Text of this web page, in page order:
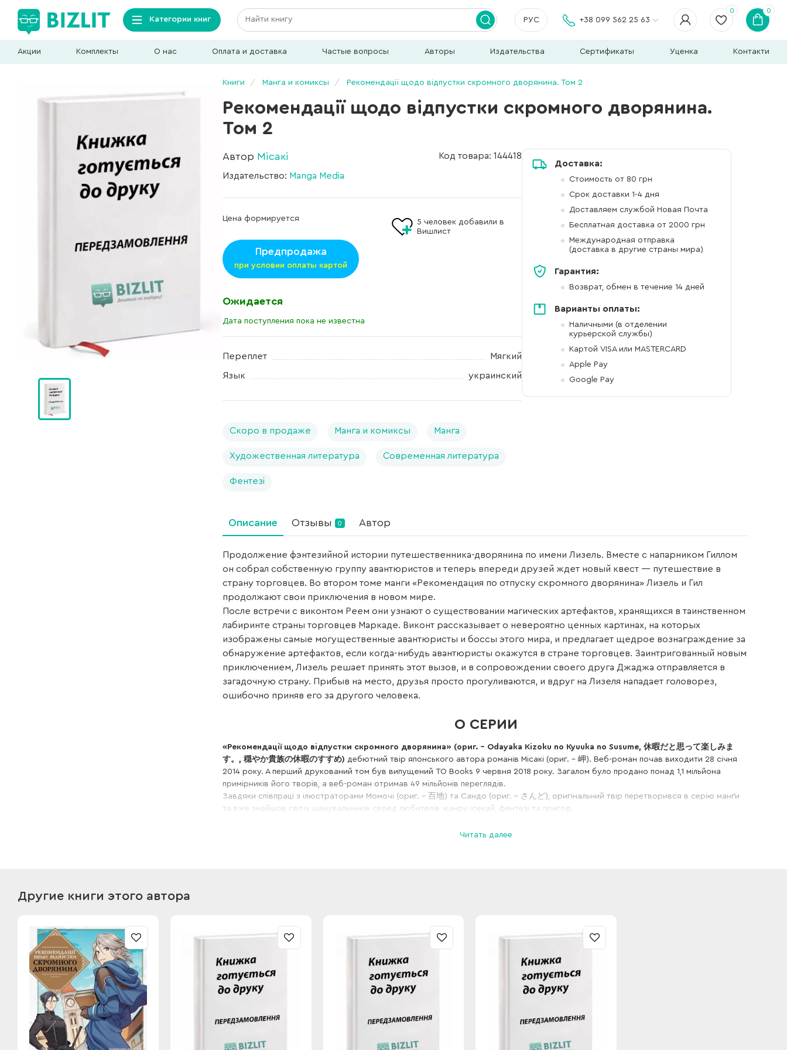
Категории книг РУС +38 099 562 25 63
0 0
Акции Комплекты О нас Оплата и доставка Частые вопросы Авторы Издательства Сертификаты Уценка Контакти
Книги Манга и комиксы Рекомендації щодо відпустки скромного дворянина. Том 2
Рекомендації щодо відпустки скромного дворянина.
Том 2
Автор Місакі
Издательство: Manga Media
Код товара: 144418
Цена формируется
Предпродажа
при условии оплаты картой
5 человек добавили в
Вишлист
Ожидается
Дата поступления пока не известна
Переплет Мягкий
Язык украинский
Скоро в продаже Манга и комиксы Манга
Художественная литература Современная литература
Фентезі
Доставка:
Стоимость от 80 грн
Срок доставки 1-4 дня
Доставляем службой Новая Почта
Бесплатная доставка от 2000 грн
Международная отправка
(доставка в другие страны мира)
Гарантия:
Возврат, обмен в течение 14 дней
Варианты оплаты:
Наличными (в отделении
курьерской службы)
Картой VISA или MASTERCARD
Apple Pay
Google Pay
Описание Отзывы 0 Автор
Продолжение фэнтезийной истории путешественника-дворянина по имени Лизель. Вместе с напарником Гиллом
он собрал собственную группу авантюристов и теперь впереди друзей ждет новый квест — путешествие в
страну торговцев. Во втором томе манги «Рекомендация по отпуску скромного дворянина» Лизель и Гил
продолжают свои приключения в новом мире.
После встречи с виконтом Реем они узнают о существовании магических артефактов, хранящихся в таинственном
лабиринте страны торговцев Маркаде. Виконт рассказывает о невероятно ценных картинах, на которых
изображены самые могущественные авантюристы и боссы этого мира, и предлагает щедрое вознаграждение за
обнаружение артефактов, если когда-нибудь авантюристы окажутся в стране торговцев. Заинтригованный новым
приключением, Лизель решает принять этот вызов, и в сопровождении своего друга Джаджа отправляется в
загадочную страну. Прибыв на место, друзья просто прогуливаются, и вдруг на Лизеля нападает головорез,
ошибочно приняв его за другого человека.
О СЕРИИ
«Рекомендації щодо відпустки скромного дворянина» (ориг. – Odayaka Kizoku no Kyuuka no Susume, 休暇だと思って楽しみま
す。, 穏やか貴族の休暇のすすめ) дебютний твір японського автора романів Місакі (ориг. – 岬). Веб-роман почав виходити 28 січня
2014 року. А перший друкований том був випущений TO Books 9 червня 2018 року. Загалом було продано понад 1,1 мільйона
примірників його творів, а веб-роман отримав 49 мільйонів переглядів.
Завдяки співпраці з ілюстраторами Момочі (ориг. – 百地) та Сандо (ориг. – さんど), оригінальний твір перетворився в серію манґи
та вже знайшов своїх шанувальників серед любителів жанру ісекай фентезі та пригод
авантюристом Джиллом, який стає його охоронцем і провідником. Разом головні герої переживають безліч пригод та стають
Издания, которые входят в серию:
Скоро Готовится
Читать далее
Другие книги этого автора